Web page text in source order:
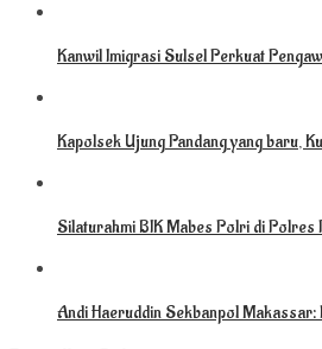
Kanwil Imigrasi Sulsel Perkuat
Kapolsek Ujung Pandang yang baru,
Silaturahmi BIK Mabes Polri di Polres
Andi Haeruddin Sekbanpol